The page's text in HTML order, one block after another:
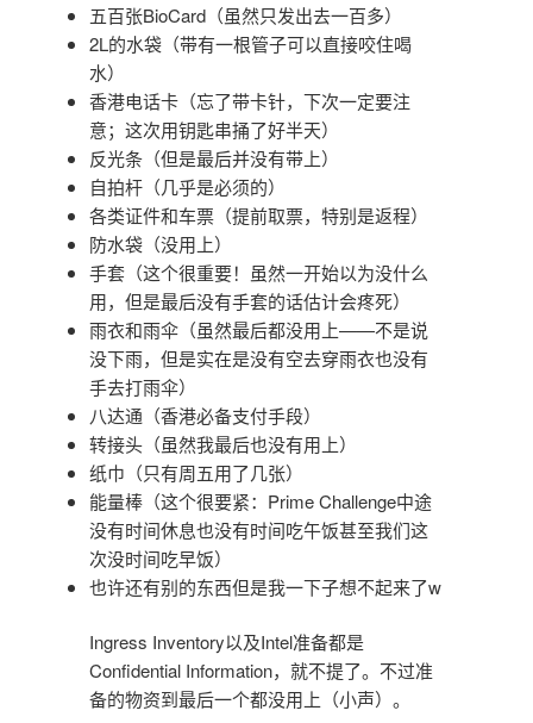
五百张BioCard（虽然只发出去一百多）
2L的水袋（带有一根管子可以直接咬住喝
水）
香港电话卡（忘了带卡针，下次一定要注
意；这次用钥匙串捅了好半天）
反光条（但是最后并没有带上）
自拍杆（几乎是必须的）
各类证件和车票（提前取票，特别是返程）
防水袋（没用上）
手套（这个很重要！虽然一开始以为没什么
用，但是最后没有手套的话估计会疼死）
雨衣和雨伞（虽然最后都没用上——不是说
没下雨，但是实在是没有空去穿雨衣也没有
手去打雨伞）
八达通（香港必备支付手段）
转接头（虽然我最后也没有用上）
纸巾（只有周五用了几张）
能量棒（这个很要紧：Prime Challenge中途
没有时间休息也没有时间吃午饭甚至我们这
次没时间吃早饭）
也许还有别的东西但是我一下子想不起来了w
Ingress Inventory以及Intel准备都是
Confidential Information，就不提了。不过准
备的物资到最后一个都没用上（小声）。